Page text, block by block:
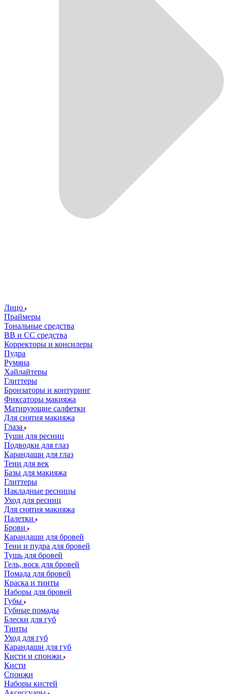
Лицо
Праймеры
Тональные средства
ВВ и СС средства
Корректоры и консилеры
Пудра
Румяна
Хайлайтеры
Глиттеры
Бронзаторы и контуринг
Фиксаторы макияжа
Матирующие салфетки
Для снятия макияжа
Глаза
Туши для ресниц
Подводки для глаз
Карандаши для глаз
Тени для век
Базы для макияжа
Глиттеры
Накладные ресницы
Уход для ресниц
Для снятия макияжа
Палетки
Брови
Карандаши для бровей
Тени и пудра для бровей
Тушь для бровей
Гель, воск для бровей
Помада для бровей
Краска и тинты
Наборы для бровей
Губы
Губные помады
Блески для губ
Тинты
Уход для губ
Карандаши для губ
Кисти и спонжи
Кисти
Спонжи
Наборы кистей